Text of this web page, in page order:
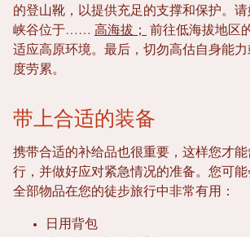
的登山靴，以提供充足的支撑和保护。
峡谷位于…… 高海拔；
前往低海拔地区
适应高原环境。最后，切勿高估自身能
度劳累。
带上合适的装备
携带合适的补给品也很重要，这样您才
行，并做好应对紧急情况的准备。您可
全部物品在您的徒步旅行中非常有用：
日用背包